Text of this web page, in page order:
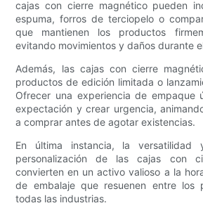
cajas con cierre magnético pueden
espuma, forros de terciopelo o
que mantienen los productos
evitando movimientos y daños durante
Además, las cajas con cierre
productos de edición limitada o
Ofrecer una experiencia de empaque
expectación y crear urgencia,
a comprar antes de agotar existencias.
En última instancia, la
personalización de las cajas con
convierten en un activo valioso a la
de embalaje que resuenen entre los
todas las industrias.